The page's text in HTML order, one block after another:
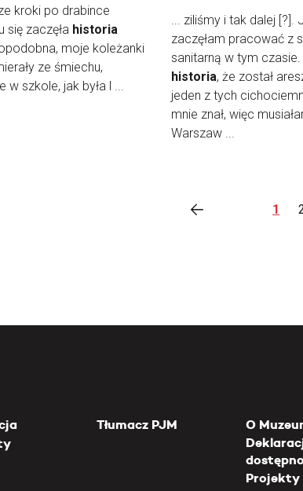
kroki po drabince
się zaczęła historia
moje koleżanki
ze śmiechu,
w szkole, jak była l ...
... ziliśmy i tak dalej [?].
zaczęłam pracować z
sanitarną w tym czasie.
historia, że został
jeden z tych
mnie znał, więc
Warszaw ...
1
Tłumacz PJM
O
Projekty